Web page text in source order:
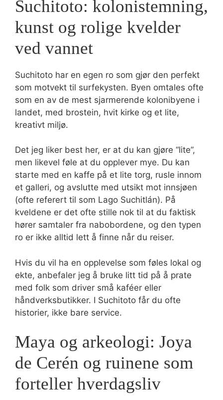
Suchitoto: kolonistemning,
kunst og rolige kvelder
ved vannet
Suchitoto har en egen ro som gjør den perfekt
som motvekt til surfekysten. Byen omtales ofte
som en av de mest sjarmerende kolonibyene i
landet, med brostein, hvit kirke og et lite,
kreativt miljø.
Det jeg liker best her, er at du kan gjøre “lite”,
men likevel føle at du opplever mye. Du kan
starte med en kaffe på et lite torg, rusle innom
et galleri, og avslutte med utsikt mot innsjøen
(ofte referert til som Lago Suchitlán). På
kveldene er det ofte stille nok til at du faktisk
hører samtaler fra nabobordene, og den typen
ro er ikke alltid lett å finne når du reiser.
Hvis du vil ha en opplevelse som føles lokal og
ekte, anbefaler jeg å bruke litt tid på å prate
med folk som driver små kaféer eller
håndverksbutikker. I Suchitoto får du ofte
historier, ikke bare service.
Maya og arkeologi: Joya
de Cerén og ruinene som
forteller hverdagsliv